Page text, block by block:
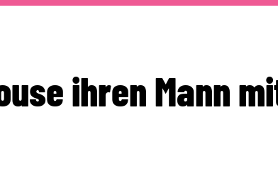
ihren Mann